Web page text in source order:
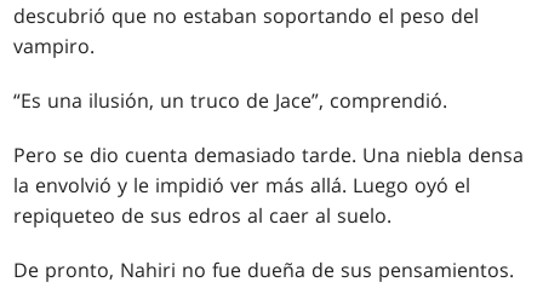
descubrió que no estaban soportando el peso del
vampiro.
“Es una ilusión, un truco de Jace”, comprendió.
Pero se dio cuenta demasiado tarde. Una niebla densa
la envolvió y le impidió ver más allá. Luego oyó el
repiqueteo de sus edros al caer al suelo.
De pronto, Nahiri no fue dueña de sus pensamientos.